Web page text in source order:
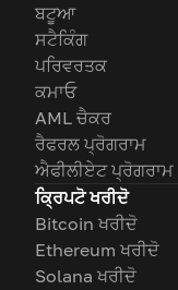
ਬਟੂਆ
ਸਟੈਕਿੰਗ
ਪਰਿਵਰਤਕ
ਕਮਾਓ
AML ਚੈਕਰ
ਰੈਫਰਲ ਪ੍ਰੋਗਰਾਮ
ਐਫੀਲੀਏਟ ਪ੍ਰੋਗਰਾਮ
ਕ੍ਰਿਪਟੋ ਖਰੀਦੋ
Bitcoin ਖਰੀਦੋ
Ethereum ਖਰੀਦੋ
Solana ਖਰੀਦੋ